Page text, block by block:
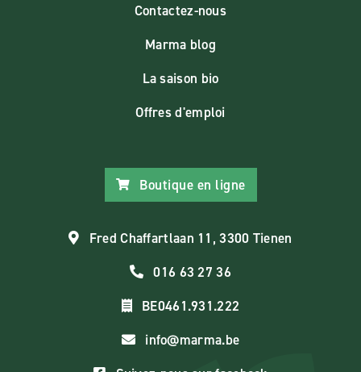
Contactez-nous
Marma blog
La saison bio
Offres d'emploi
Boutique en ligne
Fred Chaffartlaan 11, 3300 Tienen
016 63 27 36
BE0461.931.222
info@marma.be